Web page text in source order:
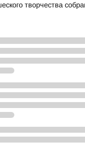
творчества